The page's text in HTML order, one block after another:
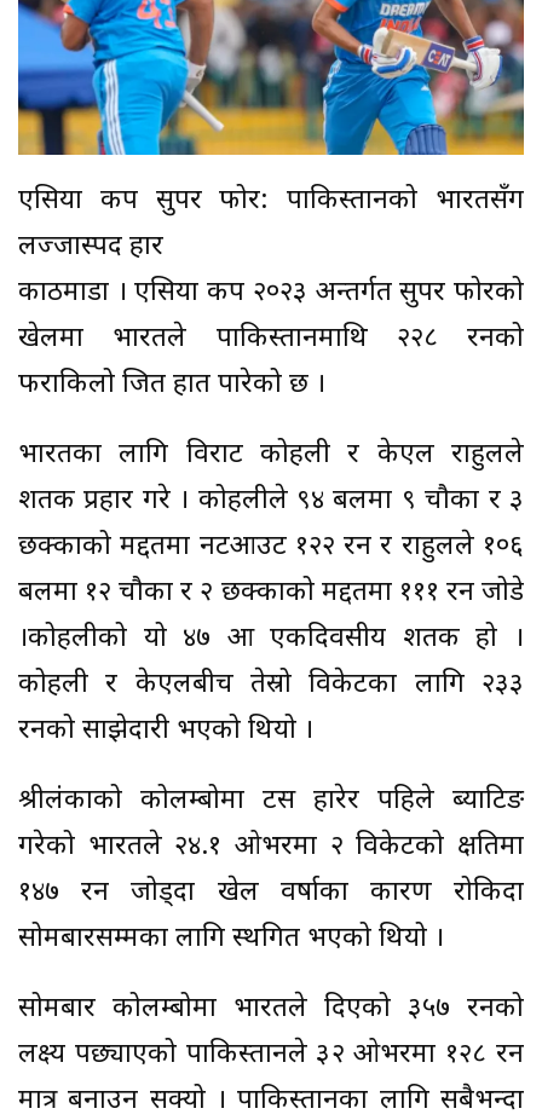
एसिया कप सुपर फोर: पाकिस्तानको भारतसँग
लज्जास्पद हार
काठमाडौं । एसिया कप २०२३ अन्तर्गत सुपर फोरको
खेलमा भारतले पाकिस्तानमाथि २२८ रनको
फराकिलो जित हात पारेको छ ।
भारतका लागि विराट कोहली र केएल राहुलले
शतक प्रहार गरे । कोहलीले ९४ बलमा ९ चौका र ३
छक्काको मद्दतमा नटआउट १२२ रन र राहुलले १०६
बलमा १२ चौका र २ छक्काको मद्दतमा १११ रन जोडे
।कोहलीको यो ४७ औं एकदिवसीय शतक हो ।
कोहली र केएलबीच तेस्रो विकेटका लागि २३३
रनको साझेदारी भएको थियो ।
श्रीलंकाको कोलम्बोमा टस हारेर पहिले ब्याटिङ
गरेको भारतले २४.१ ओभरमा २ विकेटको क्षतिमा
१४७ रन जोड्दा खेल वर्षाका कारण रोकिदा
सोमबारसम्मका लागि स्थगित भएको थियो ।
सोमबार कोलम्बोमा भारतले दिएको ३५७ रनको
लक्ष्य पछ्याएको पाकिस्तानले ३२ ओभरमा १२८ रन
मात्र बनाउन सक्यो । पाकिस्तानका लागि सबैभन्दा